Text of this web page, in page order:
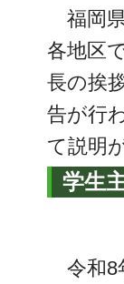
福岡
各地区
長の挨
告が行
て説明
学生
令和8